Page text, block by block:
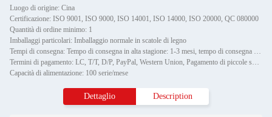
Luogo di origine: Cina
Certificazione: ISO 9001, ISO 9000, ISO 14001, ISO 14000, ISO 20000, QC 080000
Quantità di ordine minimo: 1
Imballaggi particolari: Imballaggio normale in scatole di legno
Tempi di consegna: Tempo di consegna in alta stagione: 1-3 mesi, tempo di consegna fuori stagione: un mese
Termini di pagamento: LC, T/T, D/P, PayPal, Western Union, Pagamento di piccole somme, Money Gram
Capacità di alimentazione: 100 serie/mese
Dettaglio Description